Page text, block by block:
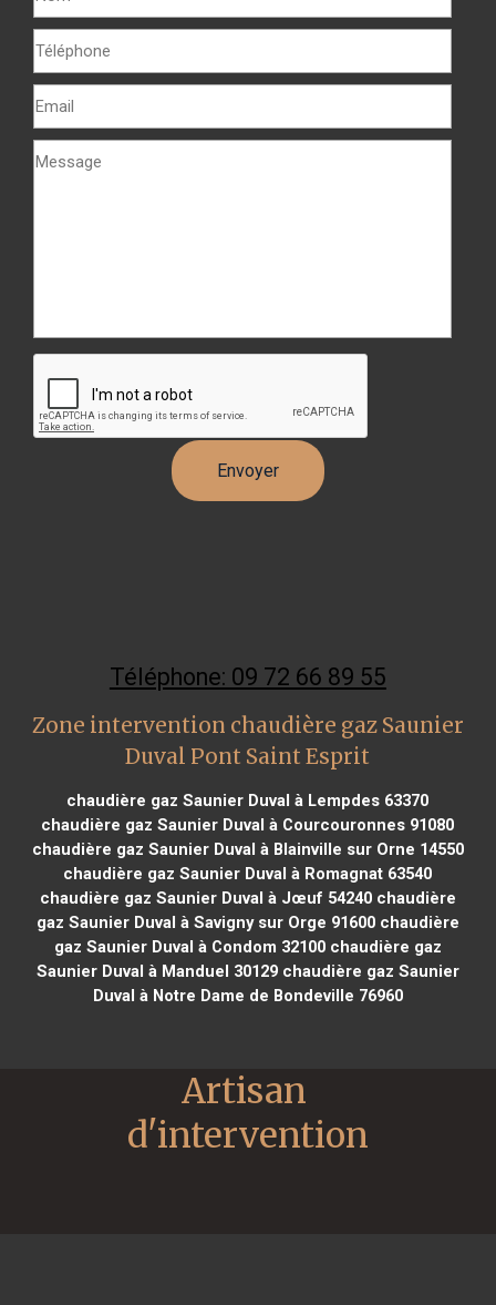
Téléphone: 09 72 66 89 55
Zone intervention chaudière gaz Saunier
Duval Pont Saint Esprit
chaudière gaz Saunier Duval à Lempdes 63370
chaudière gaz Saunier Duval à Courcouronnes 91080
chaudière gaz Saunier Duval à Blainville sur Orne 14550
chaudière gaz Saunier Duval à Romagnat 63540
chaudière gaz Saunier Duval à Jœuf 54240chaudière
gaz Saunier Duval à Savigny sur Orge 91600chaudière
gaz Saunier Duval à Condom 32100chaudière gaz
Saunier Duval à Manduel 30129chaudière gaz Saunier
Duval à Notre Dame de Bondeville 76960
Artisan
d'intervention